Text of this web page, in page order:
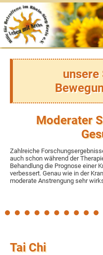
Moderater
Zahlreiche
auch schon während der
Behandlung die Prognose einer
verbessert. Genau wie in der
moderate Anstrengung sehr
Tai Chi
Was war
Rückblicke
Archiv
Der Verein
Vereinsgeschichte
Satzung & Beitragsordnung
Ziele & Aufgaben
Spenden & Fördern
Links
aus der Presse
zertifizierte Krebszentren